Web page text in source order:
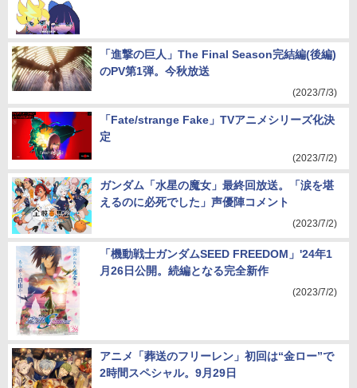
「進撃の巨人」The Final Season完結編(後編)
のPV第1弾。今秋放送
(2023/7/3)
「Fate/strange Fake」TVアニメシリーズ化決
定
(2023/7/2)
ガンダム「水星の魔女」最終回放送。「涙を堪
えるのに必死でした」声優陣コメント
(2023/7/2)
「機動戦士ガンダムSEED FREEDOM」'24年1
月26日公開。続編となる完全新作
(2023/7/2)
アニメ「葬送のフリーレン」初回は“金ロー”で
2時間スペシャル。9月29日